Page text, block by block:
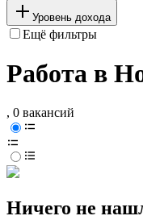
Уровень дохода
Ещё фильтры
Работа в
, 0 вакансий
Ничего не